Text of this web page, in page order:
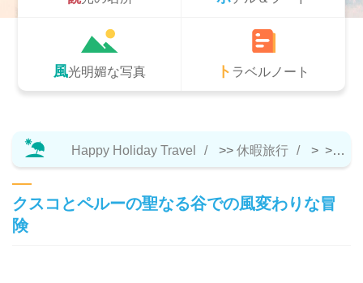
風光明媚な写真 トラベルノート
Happy Holiday Travel >> 休暇旅行 > >> ト
クスコとペルーの聖なる谷での風変わりな冒
険